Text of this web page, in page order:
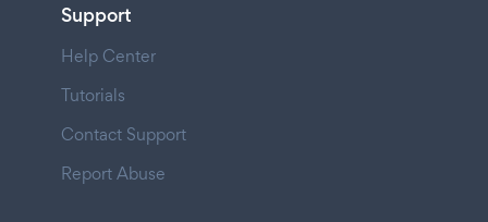
Support
Help Center
Tutorials
Contact Support
Report Abuse